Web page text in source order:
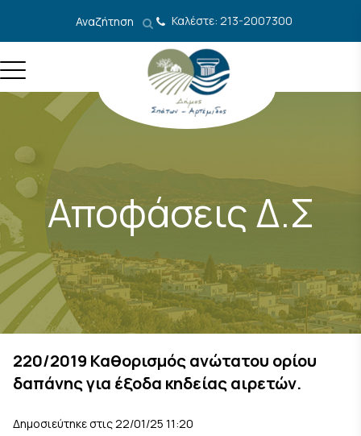
Αναζήτηση Καλέστε: 213-2007300
Αποφάσεις Δ.Σ
220/2019 Καθορισμός ανώτατου ορίου
δαπάνης για έξοδα κηδείας αιρετών.
Δημοσιεύτηκε στις 22/01/25 11:20